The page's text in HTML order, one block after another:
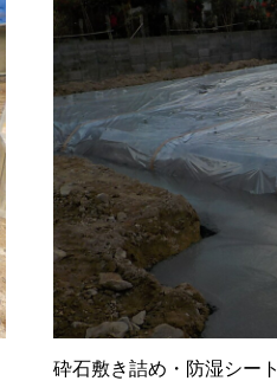
砕石敷き詰め・防湿シート